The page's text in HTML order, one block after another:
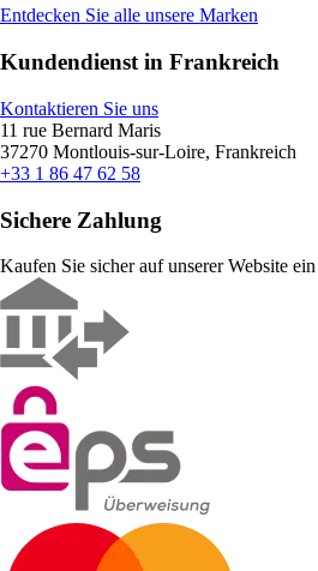
Entdecken Sie alle unsere Marken
Kundendienst in Frankreich
Kontaktieren Sie uns
11 rue Bernard Maris
37270 Montlouis-sur-Loire, Frankreich
+33 1 86 47 62 58
Sichere Zahlung
Kaufen Sie sicher auf unserer Website ein